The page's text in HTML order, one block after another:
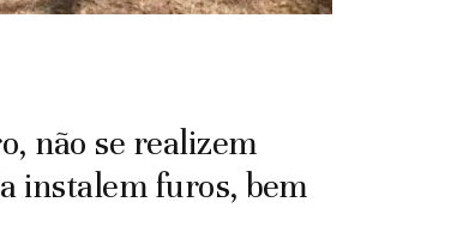
não se realizem
instalem furos, bem